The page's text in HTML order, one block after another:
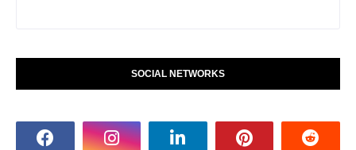
SOCIAL NETWORKS